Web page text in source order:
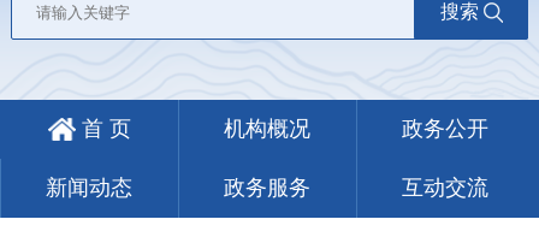
搜索
首 页 机构概况 政务公开
新闻动态 政务服务 互动交流